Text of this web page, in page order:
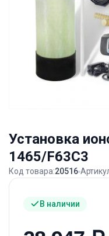
Установка
1465/F63C3
Код товара:20516
В наличии